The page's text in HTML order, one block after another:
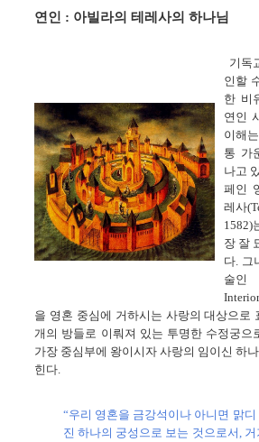
연인 : 아빌라의 테레사의 하나님
기독
인할
한 비
연인
이해
통 가
나고
페인
레사
1582)
장 잘
다. 그
술인
을 영혼 중심에 거하시는 사랑의 대상으로
개의 방들로 이뤄져 있는 투명한 수정궁으
가장 중심부에 왕이시자 사랑의 임이신 하
힌다.
“우리 영혼을 금강석이나 아니면 맑
진 하나의 궁성으로 보는 것으로서,